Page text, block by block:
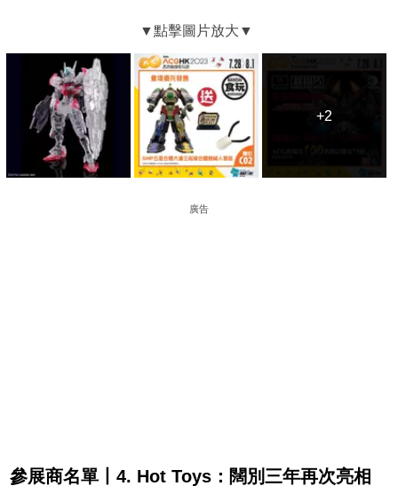
+2
+2
廣告
參展商名單丨4. Hot Toys：闊別三年再次亮相